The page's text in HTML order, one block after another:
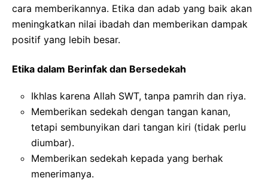
cara memberikannya. Etika dan adab yang baik akan
meningkatkan nilai ibadah dan memberikan dampak
positif yang lebih besar.
Etika dalam Berinfak dan Bersedekah
Ikhlas karena Allah SWT, tanpa pamrih dan riya.
Memberikan sedekah dengan tangan kanan,
tetapi sembunyikan dari tangan kiri (tidak perlu
diumbar).
Memberikan sedekah kepada yang berhak
menerimanya.